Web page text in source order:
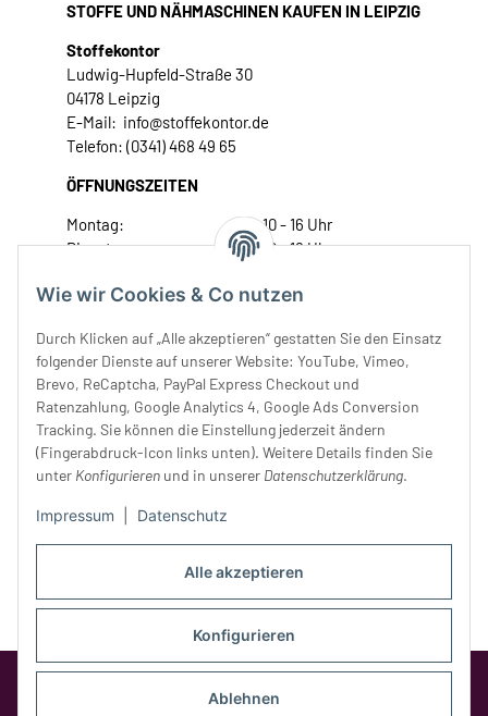
Alle akzeptieren
Konfigurieren
Ablehnen
Wie wir Cookies & Co nutzen
Durch Klicken auf „Alle akzeptieren“ gestatten Sie den Einsatz
folgender Dienste auf unserer Website: YouTube, Vimeo,
Brevo, ReCaptcha, PayPal Express Checkout und
Ratenzahlung, Google Analytics 4, Google Ads Conversion
Tracking. Sie können die Einstellung jederzeit ändern
(Fingerabdruck-Icon links unten). Weitere Details finden Sie
unter Konfigurieren und in unserer Datenschutzerklärung.
Impressum Datenschutz
STOFFE UND NÄHMASCHINEN KAUFEN IN LEIPZIG
Stoffekontor
Ludwig-Hupfeld-Straße 30
04178 Leipzig
E-Mail: info@stoffekontor.de
Telefon: (0341) 468 49 65
ÖFFNUNGSZEITEN
Montag:
10 - 16 Uhr
Dienstag:
10 - 16 Uhr
Donnerstag:
10 - 18 Uhr
Samstag:
10 - 14 Uhr
Unser Service
Rechtliches
Opt-Out-Cookie ist nicht gesetzt